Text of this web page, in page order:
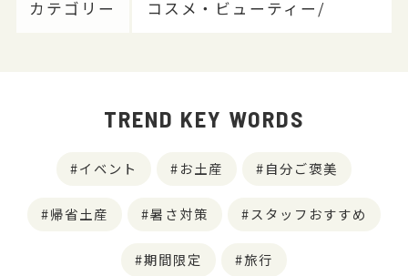
カテゴリー コスメ・ビューティー/
TREND KEY WORDS
イベント お土産 自分ご褒美
帰省土産 暑さ対策 スタッフおすすめ
期間限定 旅行